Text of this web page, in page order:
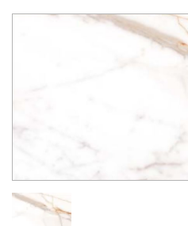
составляет
универсальной и
на больших